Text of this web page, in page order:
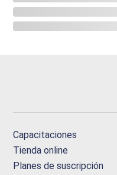
Capacitaciones
Tienda online
Planes de suscripción